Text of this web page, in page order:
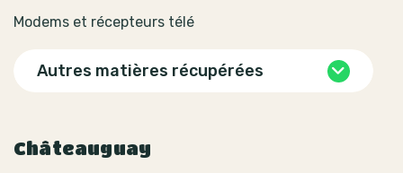
Modems et récepteurs télé
Autres matières récupérées
Châteauguay